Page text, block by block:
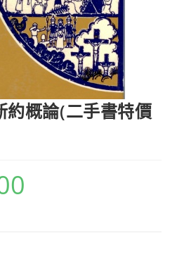
約概論(二手書特價